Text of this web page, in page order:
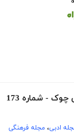
- شماره 173
ادبی، مجله فرهنگی